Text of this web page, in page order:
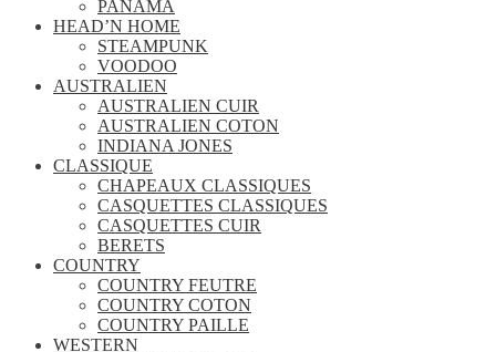
PANAMA
HEAD’N HOME
STEAMPUNK
VOODOO
AUSTRALIEN
AUSTRALIEN CUIR
AUSTRALIEN COTON
INDIANA JONES
CLASSIQUE
CHAPEAUX CLASSIQUES
CASQUETTES CLASSIQUES
CASQUETTES CUIR
BERETS
COUNTRY
COUNTRY FEUTRE
COUNTRY COTON
COUNTRY PAILLE
WESTERN